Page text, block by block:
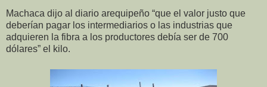
Machaca dijo al diario arequipeño “que el valor justo que
deberían pagar los intermediarios o las industrias que
adquieren la fibra a los productores debía ser de 700
dólares” el kilo.